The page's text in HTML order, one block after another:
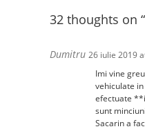
32 thoughts on “
Dumitru 26 iulie 2019
Imi vine
vehiculate
efectuate
sunt
Sacarin a